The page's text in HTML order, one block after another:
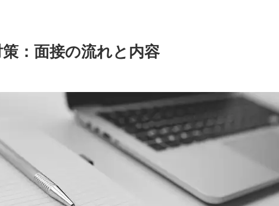
：面接の流れと内容